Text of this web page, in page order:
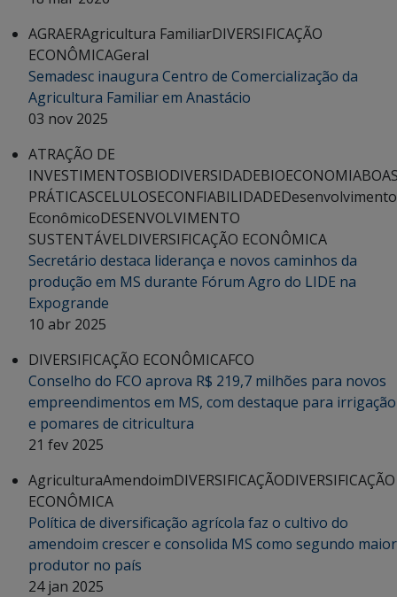
AGRAERAgricultura FamiliarDIVERSIFICAÇÃO
ECONÔMICAGeral
Semadesc inaugura Centro de Comercialização da
Agricultura Familiar em Anastácio
03 nov 2025
ATRAÇÃO DE
INVESTIMENTOSBIODIVERSIDADEBIOECONOMIA
PRÁTICASCELULOSECONFIABILIDADEDesenvolvimento
EconômicoDESENVOLVIMENTO
SUSTENTÁVELDIVERSIFICAÇÃO ECONÔMICA
Secretário destaca liderança e novos caminhos da
produção em MS durante Fórum Agro do LIDE na
Expogrande
10 abr 2025
DIVERSIFICAÇÃO ECONÔMICAFCO
Conselho do FCO aprova R$ 219,7 milhões para novos
empreendimentos em MS, com destaque para irrigação
e pomares de citricultura
21 fev 2025
AgriculturaAmendoimDIVERSIFICAÇÃODIVERSIFICAÇÃO
ECONÔMICA
Política de diversificação agrícola faz o cultivo do
amendoim crescer e consolida MS como segundo maior
produtor no país
24 jan 2025